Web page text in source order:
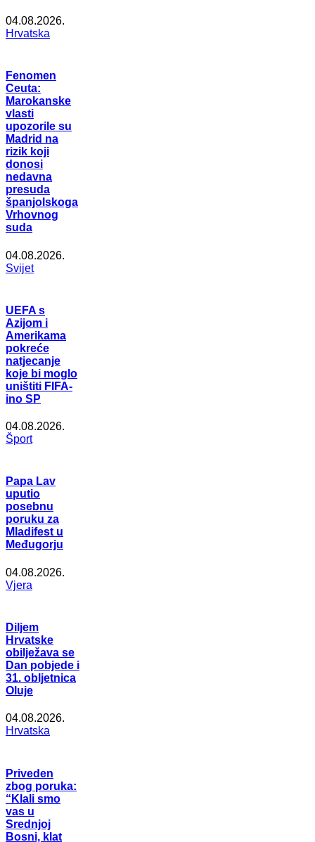
04.08.2026.
Hrvatska
Fenomen
Ceuta:
Marokanske
vlasti
upozorile su
Madrid na
rizik koji
donosi
nedavna
presuda
španjolskoga
Vrhovnog
suda
04.08.2026.
Svijet
UEFA s
Azijom i
Amerikama
pokreće
natjecanje
koje bi moglo
uništiti FIFA-
ino SP
04.08.2026.
Šport
Papa Lav
uputio
posebnu
poruku za
Mladifest u
Međugorju
04.08.2026.
Vjera
Diljem
Hrvatske
obilježava se
Dan pobjede i
31. obljetnica
Oluje
04.08.2026.
Hrvatska
Priveden
zbog poruka:
“Klali smo
vas u
Srednjoj
Bosni, klat